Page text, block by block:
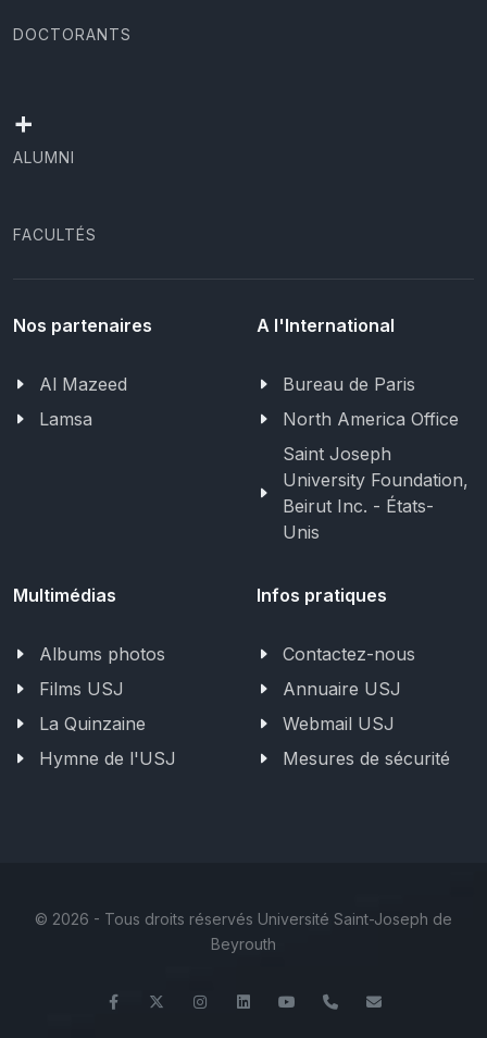
DOCTORANTS
+
ALUMNI
FACULTÉS
Nos partenaires
Al Mazeed
Lamsa
A l'International
Bureau de Paris
North America Office
Saint Joseph
University Foundation,
Beirut Inc. - États-
Unis
Multimédias
Albums photos
Films USJ
La Quinzaine
Hymne de l'USJ
Infos pratiques
Contactez-nous
Annuaire USJ
Webmail USJ
Mesures de sécurité
© 2026 - Tous droits réservés Université Saint-Joseph de
Beyrouth
FacebookTwitter InstagramLinkedInYouTube